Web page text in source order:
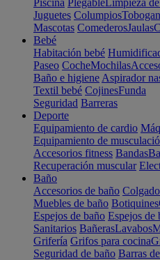
Piscina PlegableLimpieza
Juguetes Columpios
Mascotas ComederosJaulas
Bebé
Habitación bebé
Paseo CocheMochilas
Baño e higiene Aspirador
Textil bebé CojinesFunda
Seguridad Barreras
Deporte
Equipamiento de cardio
Equipamiento de
Accesorios fitness Bandas
Recuperación muscular
Baño
Accesorios de baño
Muebles de baño Botiquines
Espejos de baño Espejos de
Sanitarios BañerasLavabos
Grifería Grifos para cocina
Seguridad de baño Barras